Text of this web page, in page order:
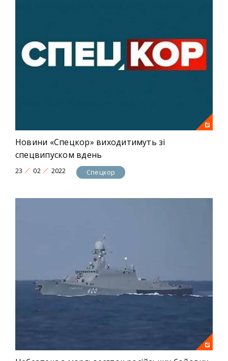
Новини «Спецкор» виходитимуть зі
спецвипуском вдень
23 02 2022 Спецкор